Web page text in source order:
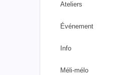
Ateliers
Événement
Info
Méli-mélo